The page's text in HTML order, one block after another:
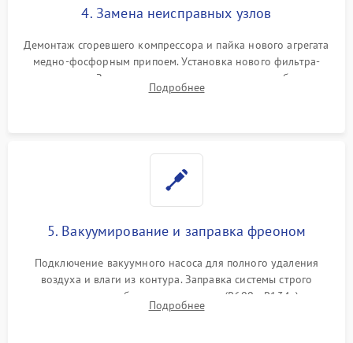
4. Замена неисправных узлов
Демонтаж сгоревшего компрессора и пайка нового агрегата
медно-фосфорным припоем. Установка нового фильтра-
осушителя. Замена изношенных вентиляторов обдува,
сломанных заслонок или поврежденных дверных петель.
Подробнее
5. Вакуумирование и заправка фреоном
Подключение вакуумного насоса для полного удаления
воздуха и влаги из контура. Заправка системы строго
дозированным объемом хладагента (R600a, R134a) по
электронным весам. Контроль рабочего давления в системе.
Подробнее